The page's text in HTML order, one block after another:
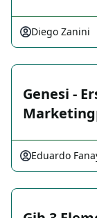
Diego Zanini
Genesi -
Eduardo